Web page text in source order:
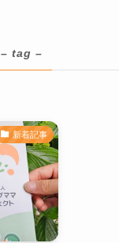
– tag –
新着記事